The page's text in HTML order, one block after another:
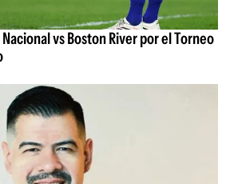
vs Boston River por el Torneo